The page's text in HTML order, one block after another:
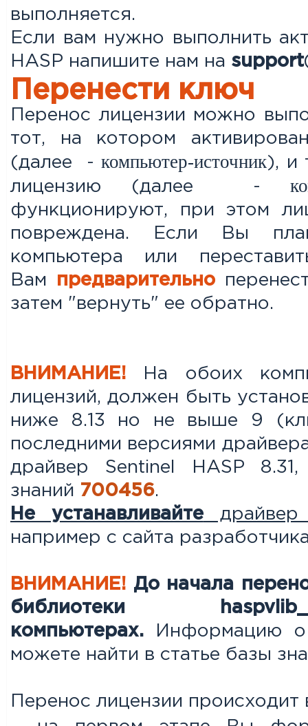
выполняется.
Если вам нужно выполнить
HASP напишите нам на
Перенести ключ
Перенос лицензии можно
тот, на котором
(далее -компьютер-источник), и
лицензию (далее -
функционируют, при этом
повреждена. Если Вы
компьютера или
Вам предварительно
затем "вернуть" ее обратно.
ВНИМАНИЕ!
На обоих
лицензий, должен быть
ниже 8.13 но не выше 9
последними версиями
драйвер Sentinel HASP
знаний 700456.
Не устанавливайтедрайвер
например с сайта
ВНИМАНИЕ! До начала
библиотеки
компьютерах. Информацию о
можете найти в статье базы
Перенос лицензии происходит